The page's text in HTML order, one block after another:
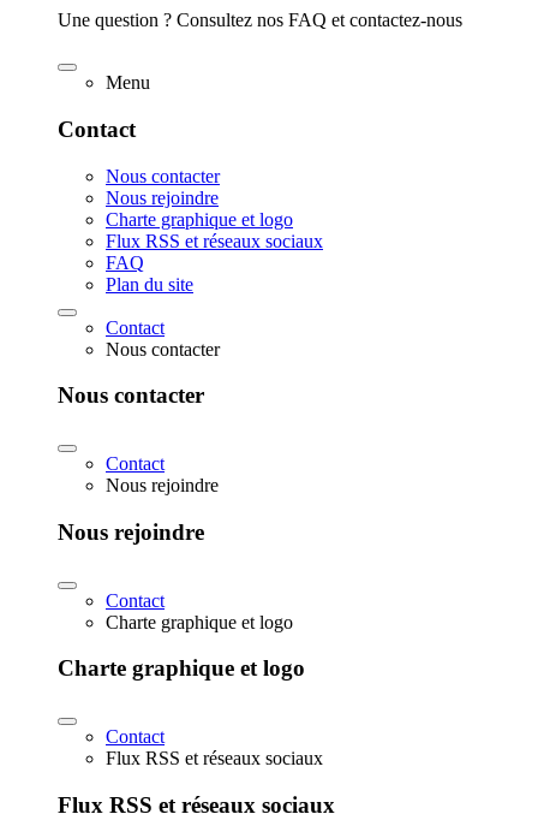
Une question ? Consultez nos FAQ et contactez-nous
Menu
Contact
Nous contacter
Nous rejoindre
Charte graphique et logo
Flux RSS et réseaux sociaux
FAQ
Plan du site
Contact
Nous contacter
Nous contacter
Contact
Nous rejoindre
Nous rejoindre
Contact
Charte graphique et logo
Charte graphique et logo
Contact
Flux RSS et réseaux sociaux
Flux RSS et réseaux sociaux